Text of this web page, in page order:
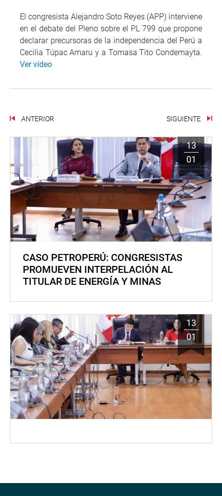
El congresista Alejandro Soto Reyes (APP) interviene
en el debate del Pleno sobre el PL 799 que propone
declarar precursoras de la independencia del Perú a
Cecilia Túpac Amaru y a Tomasa Tito Condemayta.
Ver vídeo
ANTERIOR SIGUIENTE
13
01
CASO PETROPERÚ: CONGRESISTAS
PROMUEVEN INTERPELACIÓN AL
TITULAR DE ENERGÍA Y MINAS
13
01